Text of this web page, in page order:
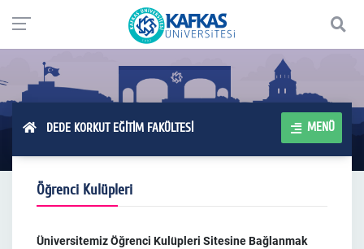
DEDE KORKUT EĞİTİM FAKÜLTESİ MENÜ
Öğrenci Kulüpleri
Üniversitemiz Öğrenci Kulüpleri Sitesine Bağlanmak